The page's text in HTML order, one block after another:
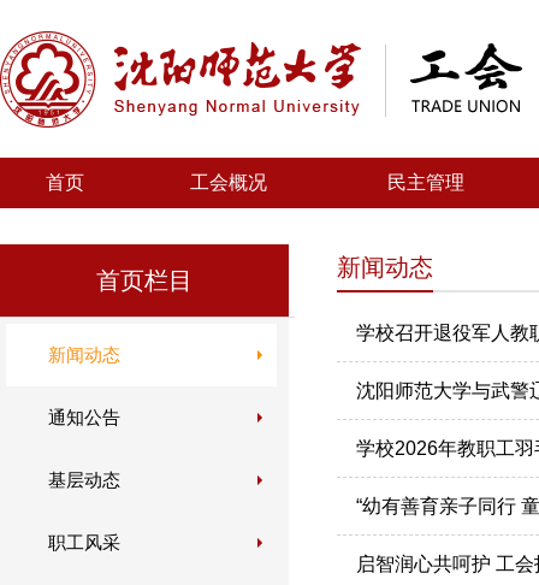
首页 工会概况 民主管理
首页栏目
新闻动态
通知公告
基层动态
职工风采
新闻动态
学校召开退役军人教
沈阳师范大学与武警
学校2026年教职工
“幼有善育亲子同行
启智润心共呵护 工